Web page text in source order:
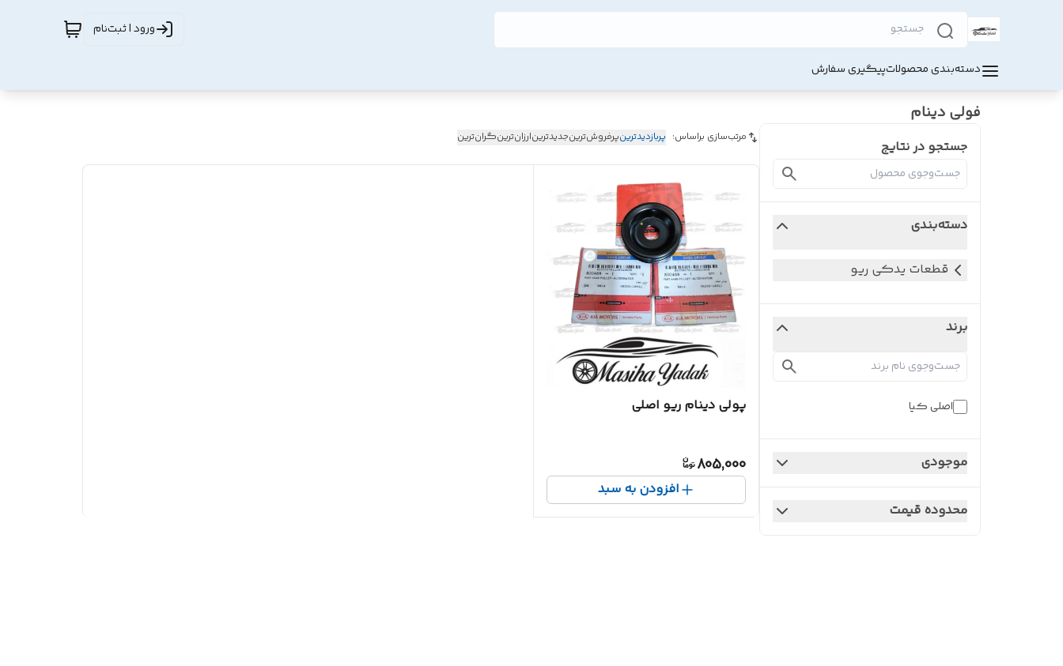
ورود | ثبت‌نام
دسته‌بندی محصولاتپیگیری سفارش
فولی دینام
جستجو در نتایج
دسته‌بندی
قطعات یدکی ریو
برند
اصلی کیا
موجودی
محدوده قیمت
مرتب‌سازی براساس: پربازدیدترینپرفروش‌ترینجدیدترینارزان‌ترینگران‌ترین
پولی دینام ریو اصلی
805,000
افزودن به سبد